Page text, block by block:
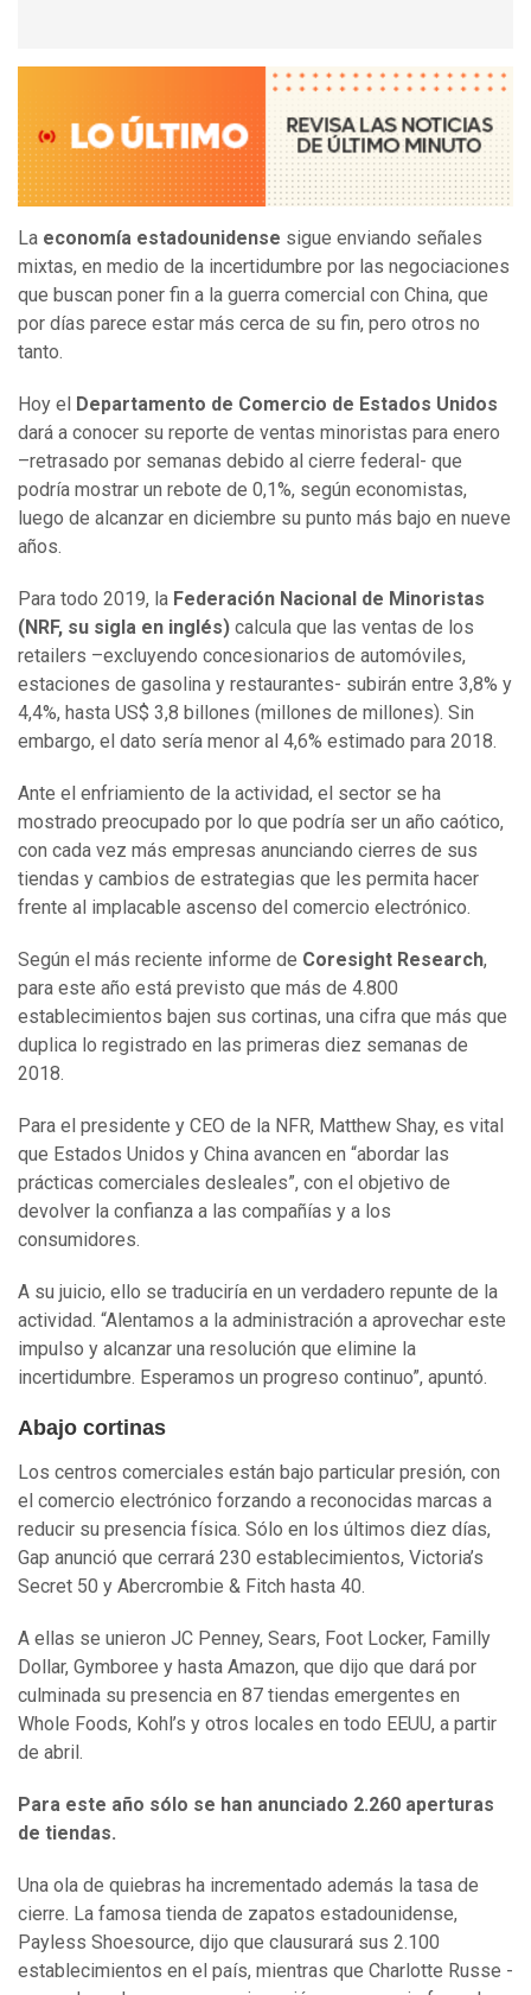
La economía estadounidense sigue enviando señales
mixtas, en medio de la incertidumbre por las negociaciones
que buscan poner fin a la guerra comercial con China, que
por días parece estar más cerca de su fin, pero otros no
tanto.
Hoy el
Departamento de Comercio de Estados Unidos
dará a conocer su reporte de ventas minoristas para enero
–retrasado por semanas debido al cierre federal- que
podría mostrar un rebote de 0,1%, según economistas,
luego de alcanzar en diciembre su punto más bajo en nueve
años.
Para todo 2019, la Federación Nacional de Minoristas
(NRF, su sigla en inglés) calcula que las ventas de los
retailers –excluyendo concesionarios de automóviles,
estaciones de gasolina y restaurantes- subirán entre 3,8% y
4,4%, hasta US$ 3,8 billones (millones de millones). Sin
embargo, el dato sería menor al 4,6% estimado para 2018.
Ante el enfriamiento de la actividad, el sector se ha
mostrado preocupado por lo que podría ser un año caótico,
con cada vez más empresas anunciando cierres de sus
tiendas y cambios de estrategias que les permita hacer
frente al implacable ascenso del comercio electrónico.
Según el más reciente informe de Coresight Research,
para este año está previsto que más de 4.800
establecimientos bajen sus cortinas, una cifra que más que
duplica lo registrado en las primeras diez semanas de
2018.
Para el presidente y CEO de la NFR, Matthew Shay, es vital
que Estados Unidos y China avancen en “abordar las
prácticas comerciales desleales”, con el objetivo de
devolver la confianza a las compañías y a los
consumidores.
A su juicio, ello se traduciría en un verdadero repunte de la
actividad. “Alentamos a la administración a aprovechar este
impulso y alcanzar una resolución que elimine la
incertidumbre. Esperamos un progreso continuo”, apuntó.
Abajo cortinas
Los centros comerciales están bajo particular presión, con
el comercio electrónico forzando a reconocidas marcas a
reducir su presencia física. Sólo en los últimos diez días,
Gap anunció que cerrará 230 establecimientos, Victoria’s
Secret 50 y Abercrombie & Fitch hasta 40.
A ellas se unieron JC Penney, Sears, Foot Locker, Familly
Dollar, Gymboree y hasta Amazon, que dijo que dará por
culminada su presencia en 87 tiendas emergentes en
Whole Foods, Kohl’s y otros locales en todo EEUU, a partir
de abril.
Para este año sólo se han anunciado 2.260 aperturas
de tiendas.
Una ola de quiebras ha incrementado además la tasa de
cierre. La famosa tienda de zapatos estadounidense,
Payless Shoesource, dijo que clausurará sus 2.100
establecimientos en el país, mientras que Charlotte Russe -